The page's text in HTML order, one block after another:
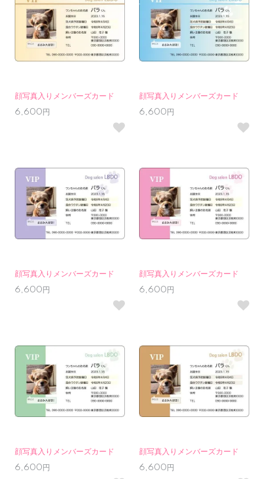
顔写真入りメンバーズカード
6,600円
顔写真入りメンバーズカード
6,600円
顔写真入りメンバーズカード
6,600円
顔写真入りメンバーズカード
6,600円
顔写真入りメンバーズカード
6,600円
顔写真入りメンバーズカード
6,600円